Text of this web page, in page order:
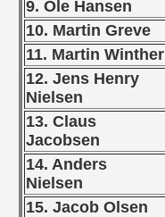
9. Ole Hansen
10. Martin Greve
11. Martin Winther
12. Jens Henry
Nielsen
13. Claus
Jacobsen
14. Anders
Nielsen
15. Jacob Olsen
- 1963
- 1964
- 1965
- 1966
- 1967
- 1968